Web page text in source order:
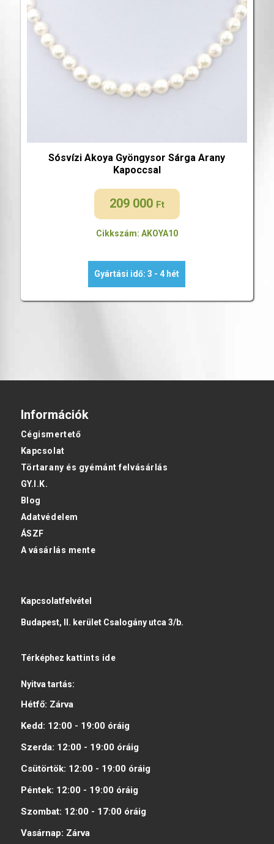
Sósvízi Akoya Gyöngysor Sárga Arany
Kapoccsal
209 000 Ft
Cikkszám: AKOYA10
Gyártási idő: 3 - 4 hét
Információk
Cégismertető
Kapcsolat
Törtarany és gyémánt felvásárlás
GY.I.K.
Blog
Adatvédelem
ÁSZF
A vásárlás mente
Kapcsolatfelvétel
Budapest, II. kerület Csalogány utca 3/b.
Térképhez kattints ide
Nyitva tartás:
Hétfő: Zárva
Kedd: 12:00 - 19:00 óráig
Szerda: 12:00 - 19:00 óráig
Csütörtök: 12:00 - 19:00 óráig
Péntek: 12:00 - 19:00 óráig
Szombat: 12:00 - 17:00 óráig
Vasárnap: Zárva